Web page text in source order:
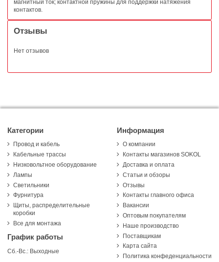
магнитный ток; контактной пружины для поддержки натяжения
контактов.
Отзывы
Нет отзывов
Категории
Провод и кабель
Кабельные трассы
Низковольтное оборудование
Лампы
Светильники
Фурнитура
Щиты, распределительные
коробки
Все для монтажа
График работы
Сб.-Вс.: Выходные
Информация
О компании
Контакты магазинов SOKOL
Доставка и оплата
Статьи и обзоры
Отзывы
Контакты главного офиса
Вакансии
Оптовым покупателям
Наше производство
Поставщикам
Карта сайта
Политика конфеденциальности